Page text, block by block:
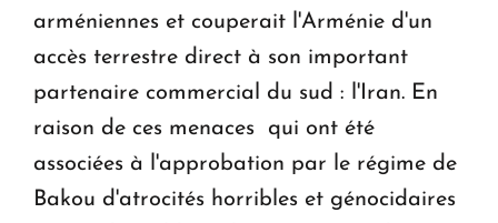
arméniennes et couperait l'Arménie d'un
accès terrestre direct à son important
partenaire commercial du sud : l'Iran. En
raison de ces menaces ­ qui ont été
associées à l'approbation par le régime de
Bakou d'atrocités horribles et génocidaires